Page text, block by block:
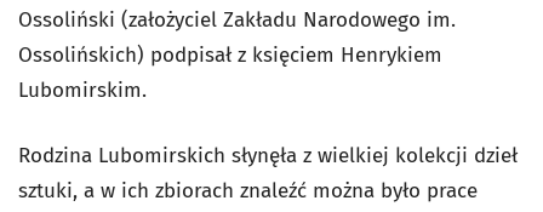
Ossoliński (założyciel Zakładu Narodowego im.
Ossolińskich) podpisał z księciem Henrykiem
Lubomirskim.
Rodzina Lubomirskich słynęła z wielkiej kolekcji dzieł
sztuki, a w ich zbiorach znaleźć można było prace